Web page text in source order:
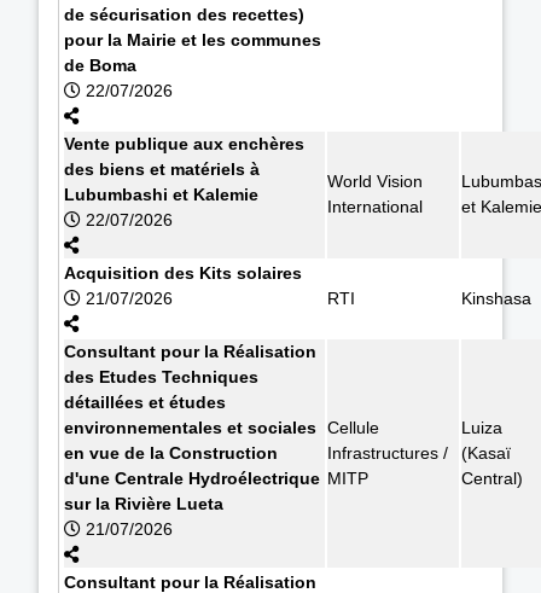
de sécurisation des recettes)
pour la Mairie et les communes
de Boma
22/07/2026
Vente publique aux enchères
des biens et matériels à
Lubumbashi et Kalemie
22/07/2026
World Vision
International
et Kalemie
Acquisition des Kits solaires
21/07/2026
RTI Kinshasa
Consultant pour la Réalisation
des Etudes Techniques
détaillées et études
environnementales et sociales
en vue de la Construction
d'une Centrale Hydroélectrique
sur la Rivière Lueta
21/07/2026
Cellule
Infrastructures /
MITP
Luiza
(Kasaï
Central)
Consultant pour la Réalisation